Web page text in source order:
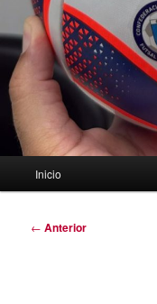
Inicio
Navegación
← Anterior